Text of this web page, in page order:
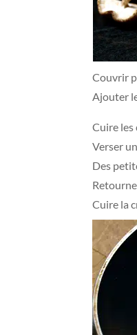
Couvrir
Ajouter
Cuire les
Verser
Des
Cuire la